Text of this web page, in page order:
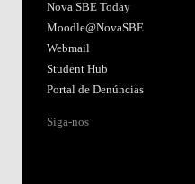
Nova SBE Today
Moodle@NovaSBE
Webmail
Student Hub
Portal de Denúncias
Siga-nos